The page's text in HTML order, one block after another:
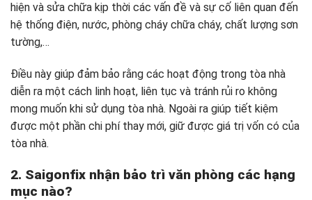
hiện và sửa chữa kịp thời các vấn đề và sự cố liên quan đến
hệ thống điện, nước, phòng cháy chữa cháy, chất lượng sơn
tường,…
Điều này giúp đảm bảo rằng các hoạt động trong tòa nhà
diễn ra một cách linh hoạt, liên tục và tránh rủi ro không
mong muốn khi sử dụng tòa nhà. Ngoài ra giúp tiết kiệm
được một phần chi phí thay mới, giữ được giá trị vốn có của
tòa nhà.
2. Saigonfix nhận bảo trì văn phòng các hạng
mục nào?